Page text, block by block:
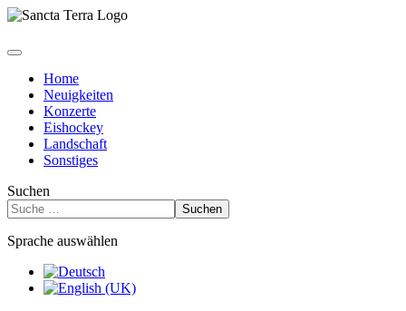
Home
Neuigkeiten
Konzerte
Eishockey
Landschaft
Sonstiges
Suchen
Suchen
Sprache auswählen